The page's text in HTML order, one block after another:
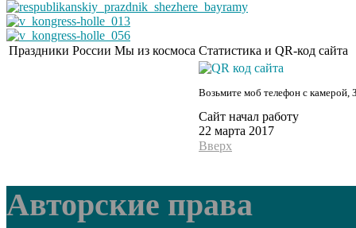
Праздники России Мы из космоса Статистика и QR-код сайта
Возьмите моб телефон с камерой,
Сайт начал работу
22 марта 2017
Вверх
Авторские права